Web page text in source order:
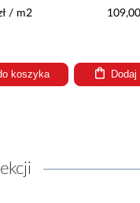
/ m2
koszyka